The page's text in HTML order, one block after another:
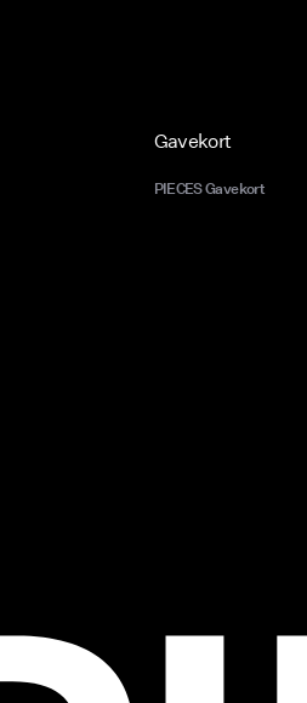
Gavekort
PIECES Gavekort